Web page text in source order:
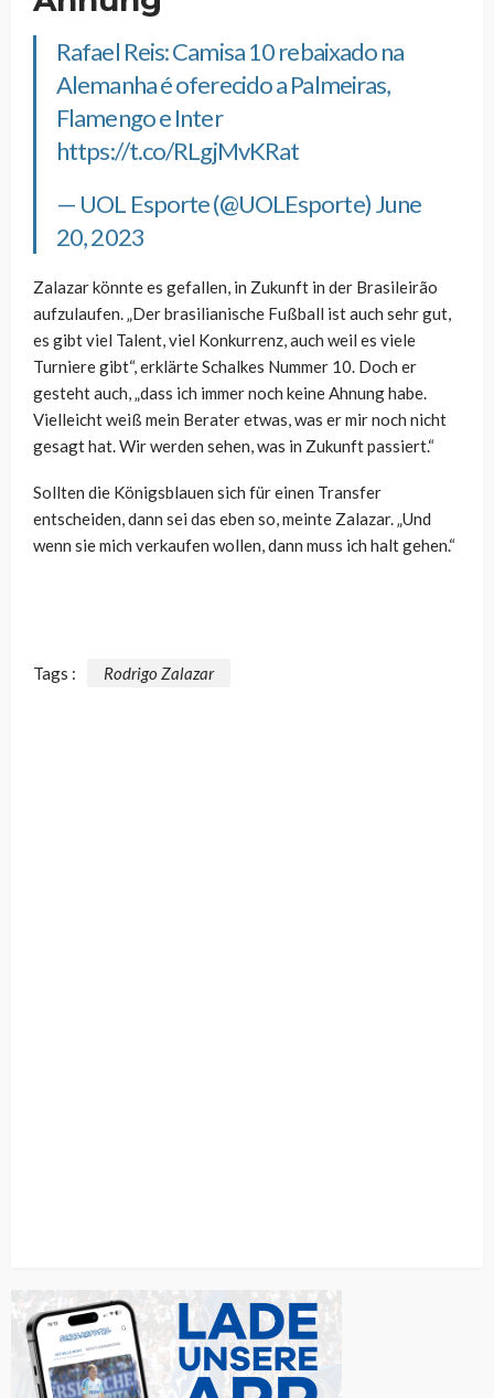
Rafael Reis: Camisa 10 rebaixado na
Alemanha é oferecido a Palmeiras,
Flamengo e Inter
https://t.co/RLgjMvKRat
— UOL Esporte (@UOLEsporte)June
20, 2023
Zalazar könnte es gefallen, in Zukunft in der Brasileirão
aufzulaufen. „Der brasilianische Fußball ist auch sehr gut,
es gibt viel Talent, viel Konkurrenz, auch weil es viele
Turniere gibt“, erklärte Schalkes Nummer 10. Doch er
gesteht auch, „dass ich immer noch keine Ahnung habe.
Vielleicht weiß mein Berater etwas, was er mir noch nicht
gesagt hat. Wir werden sehen, was in Zukunft passiert.“
Sollten die Königsblauen sich für einen Transfer
entscheiden, dann sei das eben so, meinte Zalazar. „Und
wenn sie mich verkaufen wollen, dann muss ich halt gehen.“
Tags : Rodrigo Zalazar